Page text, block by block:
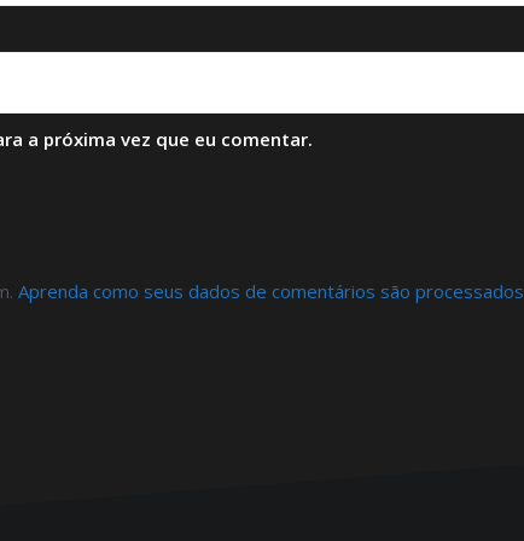
a próxima vez que eu comentar.
Aprenda como seus dados de comentários são processados